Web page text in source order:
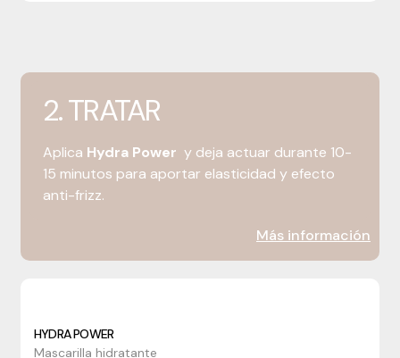
2. TRATAR
Aplica Hydra Power y deja actuar durante 10-
15 minutos para aportar elasticidad y efecto
anti-frizz.
Más información
HYDRA POWER
Mascarilla hidratante